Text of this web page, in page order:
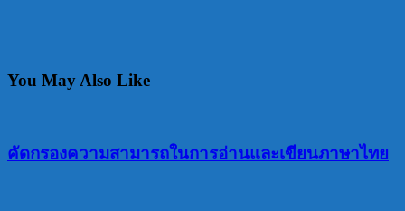
You May Also Like
คัดกรองความสามารถในการอ่านและเขียนภาษาไทย